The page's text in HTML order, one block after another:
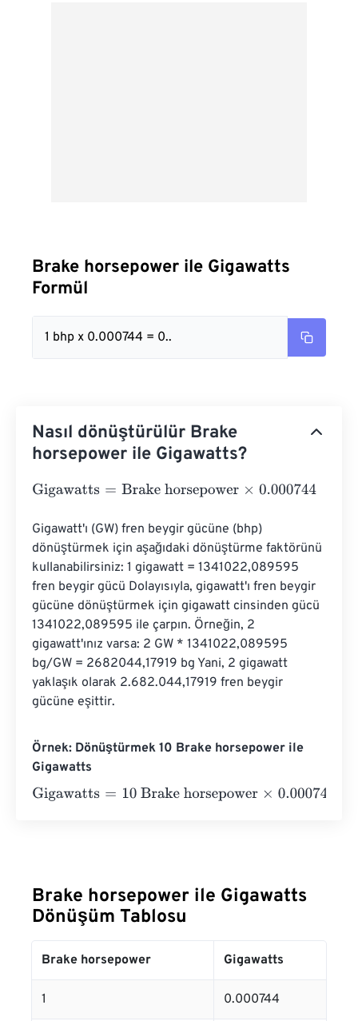
Brake horsepower ile Gigawatts
Formül
1 bhp x 0.000744 = 0..
Nasıl dönüştürülür Brake
horsepower ile Gigawatts?
Gigawatts=Brake horsepower×0.000744
Gigawatt'ı (GW) fren beygir gücüne (bhp)
dönüştürmek için aşağıdaki dönüştürme faktörünü
kullanabilirsiniz: 1 gigawatt = 1341022,089595
fren beygir gücü Dolayısıyla, gigawatt'ı fren beygir
gücüne dönüştürmek için gigawatt cinsinden gücü
1341022,089595 ile çarpın. Örneğin, 2
gigawatt'ınız varsa: 2 GW * 1341022,089595
bg/GW = 2682044,17919 bg Yani, 2 gigawatt
yaklaşık olarak 2.682.044,17919 fren beygir
gücüne eşittir.
Örnek: Dönüştürmek 10 Brake horsepower ile
Gigawatts
Gigawatts=10 Brake horsepower×0.000744=0.00744
Brake horsepower ile Gigawatts
Dönüşüm Tablosu
Brake horsepower Gigawatts
1 0.000744